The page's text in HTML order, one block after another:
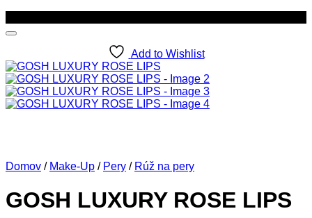
Add to Wishlist
Domov / Make-Up / Pery / Rúž na pery
GOSH LUXURY ROSE LIPS